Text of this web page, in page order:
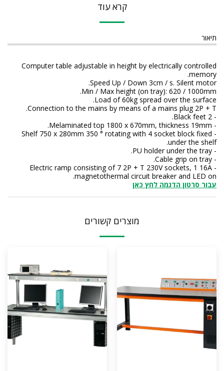
קרא עוד
תיאור
Computer table adjustable in height by electrically controlled
memory.
Speed Up / Down 3cm / s. Silent motor.
Min / Max height (on tray): 620 / 1000mm.
Load of 60kg spread over the surface.
Connection to the mains by means of a mains plug 2P + T.
- 2 Black feet.
- Melaminated top 1800 x 670mm, thickness 19mm.
- Shelf
750 x 280mm 350 ° rotating with 4 socket block fixed
under the shelf.
- PU holder under the tray.
- Cable grip on tray.
- Electric ramp consisting of 7 2P + T 230V sockets, 1 16A
magnetothermal circuit breaker and LED on.
עבור סרטון הדגמה לחץ כאן
מוצרים קשורים